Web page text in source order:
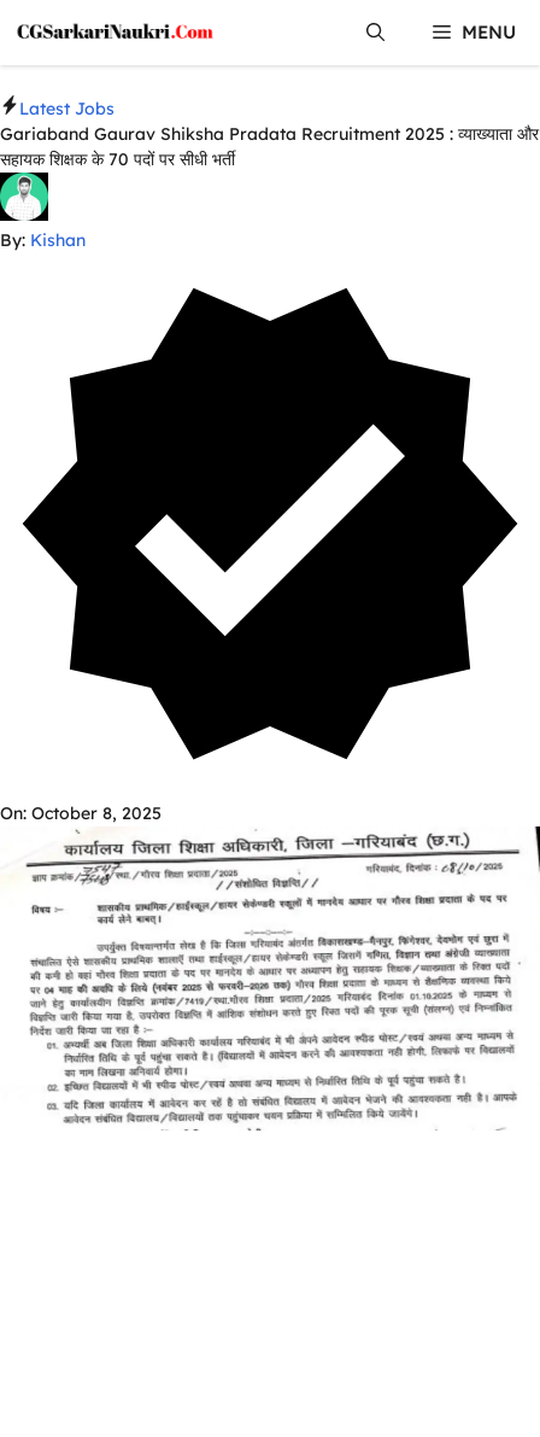
content
MENU
Latest Jobs
Gariaband Gaurav Shiksha Pradata Recruitment 2025 : व्याख्याता और
सहायक शिक्षक के 70 पदों पर सीधी भर्ती
By: Kishan
On: October 8, 2025